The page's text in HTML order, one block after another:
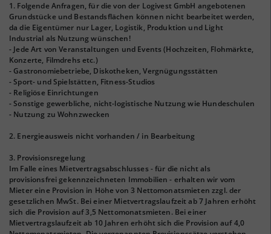
1. Folgende Anfragen, für die von der Logivest GmbH angebotenen
Grundstücke und Bestandsflächen können nicht bearbeitet werden,
da die Eigentümer nur Lager, Logistik, Produktion und Light
Industrial als Nutzung wünschen!
- Jede Art von Veranstaltungen und Events (Hochzeiten, Flohmärkte,
Konzerte, Filmdrehs etc.)
- Gastronomiebetriebe, Diskotheken, Vergnügungsstätten
- Sport- und Spielstätten, Fitness-Studios
- Religiöse Einrichtungen
- Sonstige gewerbliche, nicht-logistische Nutzung wie Hundeschulen
- Nutzung zu Wohnzwecken
2. Energieausweis nicht vorhanden / in Bearbeitung
3. Provisionsregelung
Im Falle eines Mietvertragsabschlusses - für die nicht als
provisionsfrei gekennzeichneten Immobilien - erhalten wir vom
Mieter eine Provision in Höhe von 3 Nettomonatsmieten zzgl. der
gesetzlichen MwSt. Bei einer Mietvertragslaufzeit ab 7 Jahren erhöht
sich die Provision auf 3,5 Nettomonatsmieten. Bei einer
Mietvertragslaufzeit ab 10 Jahren erhöht sich die Provision auf 4,0